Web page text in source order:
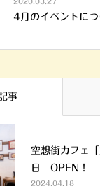
2020.03.27
4月のイベントにつ
事
空想街カフェ
日 OPEN！
2024.04.18